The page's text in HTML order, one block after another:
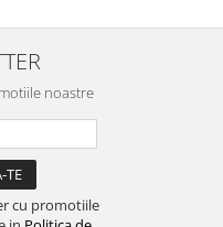
noastre
cu promotiile